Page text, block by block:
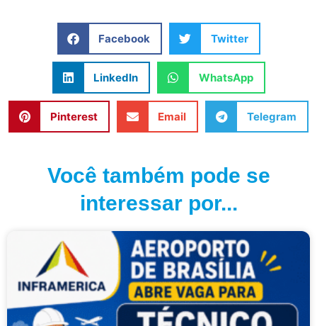
Facebook Twitter
LinkedIn WhatsApp
Pinterest Email Telegram
Você também pode se
interessar por...